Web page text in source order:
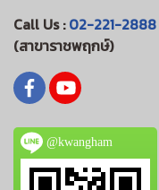
Call Us :02-221-2888
(สาขาราชพฤกษ์)
@kwangham